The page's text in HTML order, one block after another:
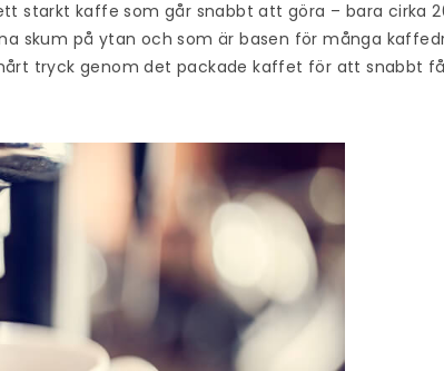
starkt kaffe som går snabbt att göra – bara cirka
skum på ytan och som är basen för många
tryck genom det packade kaffet för att snabbt